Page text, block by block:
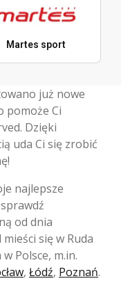
Martes sport
już nowe
pomoże Ci
Dzięki
uda Ci się zrobić
najlepsze
od dnia
mieści się w Ruda
Polsce, m.in.
, Łódź, Poznań.